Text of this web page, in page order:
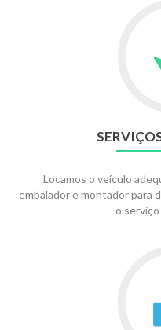
Locamos o veículo
embalador e montador para
o